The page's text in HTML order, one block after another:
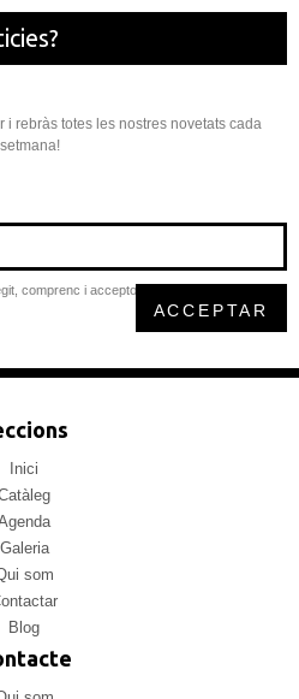
i rebràs totes les nostres novetats cada
setmana!
comprenc i accepto la
ACCEPTAR
Inici
Galeria
som
Blog